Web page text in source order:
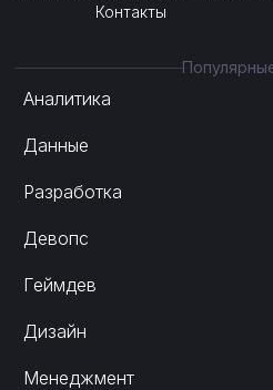
Контакты
Аналитика
Данные
Разработка
Девопс
Геймдев
Дизайн
Менеджмент